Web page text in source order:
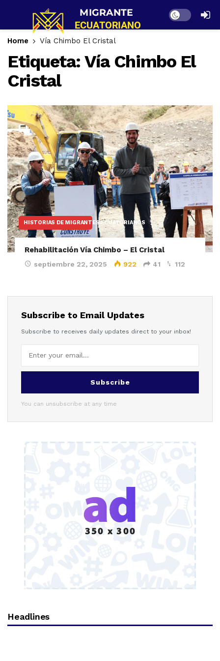
Dark mode
Home Vía Chimbo El Cristal
Etiqueta: Vía Chimbo El
Cristal
HISTORIAS DE MIGRANTES ECUATORIANOS
Rehabilitación Vía Chimbo – El Cristal
septiembre 22, 2025 922 41 112
Subscribe to Email Updates
Subscribe to receives daily updates direct to your inbox!
Subscribe
You can unsubscribe at any time
Headlines